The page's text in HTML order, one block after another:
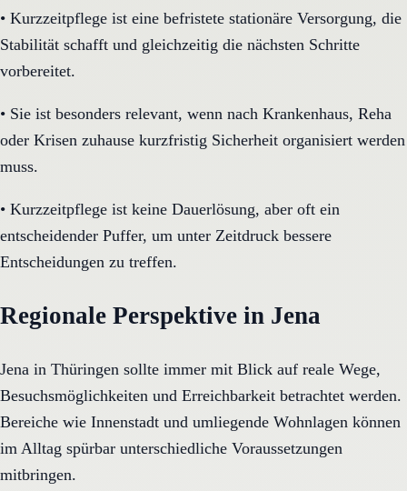
• Kurzzeitpflege ist eine befristete stationäre Versorgung, die
Stabilität schafft und gleichzeitig die nächsten Schritte
vorbereitet.
• Sie ist besonders relevant, wenn nach Krankenhaus, Reha
oder Krisen zuhause kurzfristig Sicherheit organisiert werden
muss.
• Kurzzeitpflege ist keine Dauerlösung, aber oft ein
entscheidender Puffer, um unter Zeitdruck bessere
Entscheidungen zu treffen.
Regionale Perspektive in Jena
Jena in Thüringen sollte immer mit Blick auf reale Wege,
Besuchsmöglichkeiten und Erreichbarkeit betrachtet werden.
Bereiche wie Innenstadt und umliegende Wohnlagen können
im Alltag spürbar unterschiedliche Voraussetzungen
mitbringen.